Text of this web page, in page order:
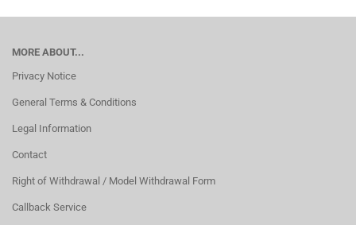
MORE ABOUT...
Privacy Notice
General Terms & Conditions
Legal Information
Contact
Right of Withdrawal / Model Withdrawal Form
Callback Service